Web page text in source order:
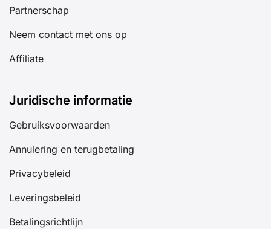
Partnerschap
Neem contact met ons op
Affiliate
Juridische informatie
Gebruiksvoorwaarden
Annulering en terugbetaling
Privacybeleid
Leveringsbeleid
Betalingsrichtlijn